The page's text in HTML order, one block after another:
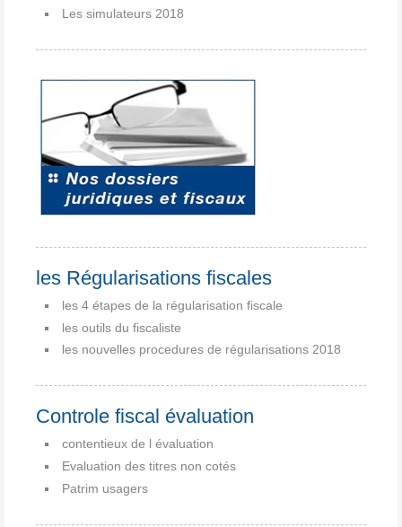
Les simulateurs 2018
les Régularisations fiscales
les 4 étapes de la régularisation fiscale
les outils du fiscaliste
les nouvelles procedures de régularisations 2018
Controle fiscal évaluation
contentieux de l évaluation
Evaluation des titres non cotés
Patrim usagers